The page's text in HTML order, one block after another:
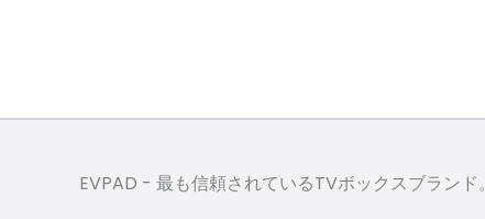
EVPAD - 最も信頼されているTVボックスブランド。